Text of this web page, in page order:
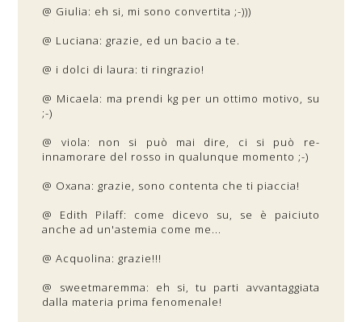
@ Giulia: eh si, mi sono convertita ;-)))
@ Luciana: grazie, ed un bacio a te.
@ i dolci di laura: ti ringrazio!
@ Micaela: ma prendi kg per un ottimo motivo, su
;-)
@ viola: non si può mai dire, ci si può re-
innamorare del rosso in qualunque momento ;-)
@ Oxana: grazie, sono contenta che ti piaccia!
@ Edith Pilaff: come dicevo su, se è paiciuto
anche ad un'astemia come me...
@ Acquolina: grazie!!!
@ sweetmaremma: eh si, tu parti avvantaggiata
dalla materia prima fenomenale!